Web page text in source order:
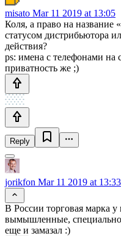
misato Mar 11 2019 at 13:05
Коля, а право на название
статусом дистрибьютора
действия?
ps: имена с телефонами на
приватность же ;)
Reply
jorikfon Mar 11 2019 at 13:33
В России торговая марка
вымышленные, специально
еще и замазал :)